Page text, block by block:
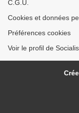
C.G.U.
Cookies et données
Préférences cookies
Voir le profil de